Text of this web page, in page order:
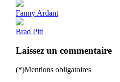
Fanny Ardant
Brad Pitt
Laissez un commentaire
(*)Mentions obligatoires